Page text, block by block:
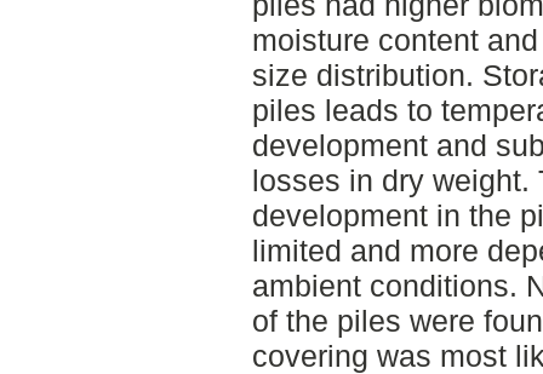
moisture content
size distribution.
piles leads to
development and
losses in dry weight.
development in the
limited and more
ambient conditions.
of the piles were
covering was most